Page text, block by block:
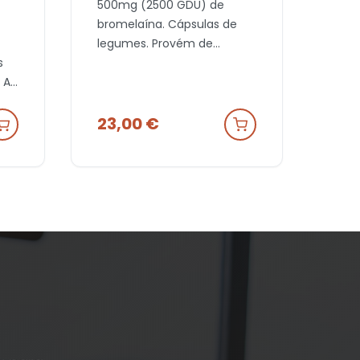
500mg (2500 GDU) de
bromelaína. Cápsulas de
legumes. Provém de
23,00€